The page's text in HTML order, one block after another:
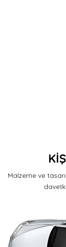
Malzeme ve